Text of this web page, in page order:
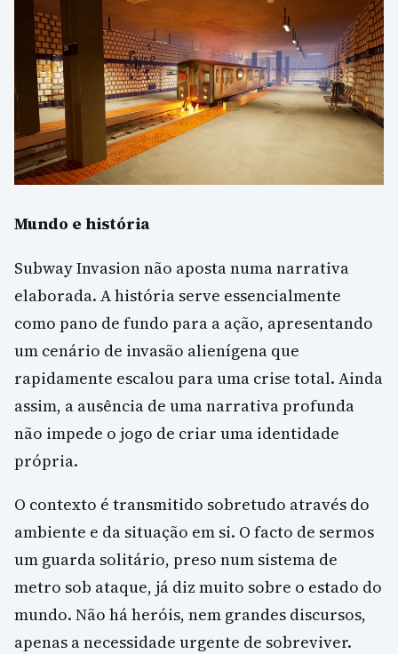
Mundo e história
Subway Invasion não aposta numa narrativa
elaborada. A história serve essencialmente
como pano de fundo para a ação, apresentando
um cenário de invasão alienígena que
rapidamente escalou para uma crise total. Ainda
assim, a ausência de uma narrativa profunda
não impede o jogo de criar uma identidade
própria.
O contexto é transmitido sobretudo através do
ambiente e da situação em si. O facto de sermos
um guarda solitário, preso num sistema de
metro sob ataque, já diz muito sobre o estado do
mundo. Não há heróis, nem grandes discursos,
apenas a necessidade urgente de sobreviver.